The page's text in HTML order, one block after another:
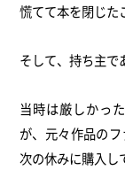
慌てて本を閉じた
そして、持ち主で
当時は厳しかっ
が、 元々作品の
次の休みに購入し